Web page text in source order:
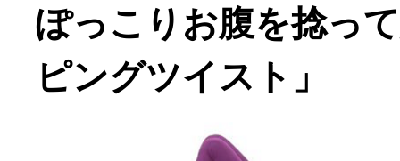
ぽっこりお腹を捻っ
ピングツイスト」